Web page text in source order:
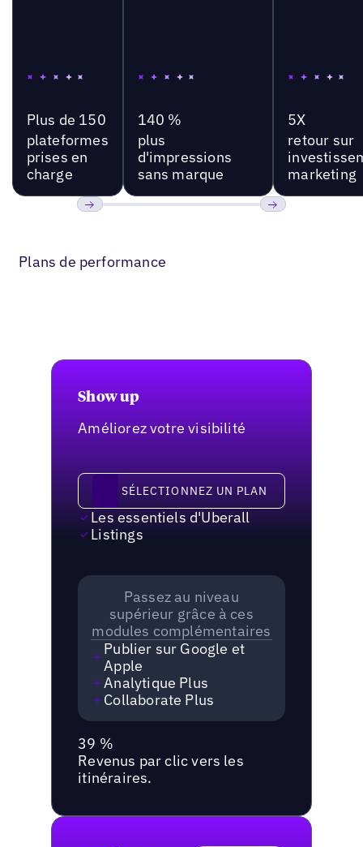
Plus de 150
plateformes
prises en
charge
140 %
plus
d'impressions
sans marque
5X
retour sur
marketing
Plans de performance
Show up
Améliorez votre visibilité
Sélectionnez un plan
SÉLECTIONNEZ UN PLAN
Les essentiels d'Uberall
Listings
Passez au niveau
supérieur grâce à ces
modules complémentaires
Publier sur Google et
Apple
Analytique Plus
Collaborate Plus
39 %
Revenus par clic vers les
itinéraires.